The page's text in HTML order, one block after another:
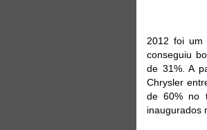
2012 foi um
conseguiu
de 31%. A
Chrysler
de 60% no
inaugurados